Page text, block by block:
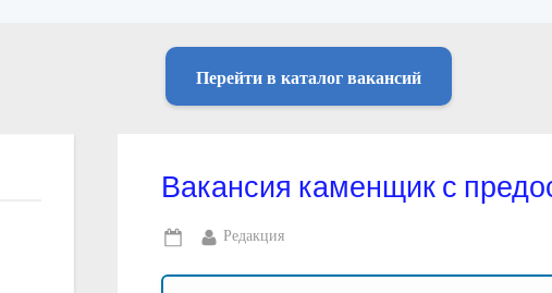
Перейти в каталог вакансий
Вакансия каменщик с
Posted
on
By
Редакция